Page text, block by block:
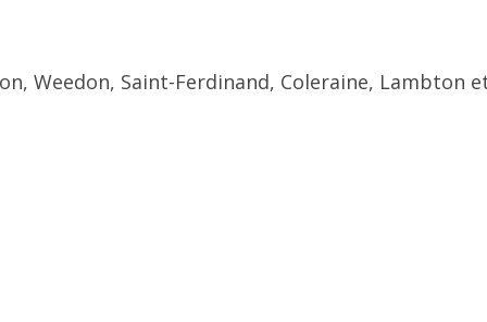
Weedon, Saint-Ferdinand, Coleraine, Lambton